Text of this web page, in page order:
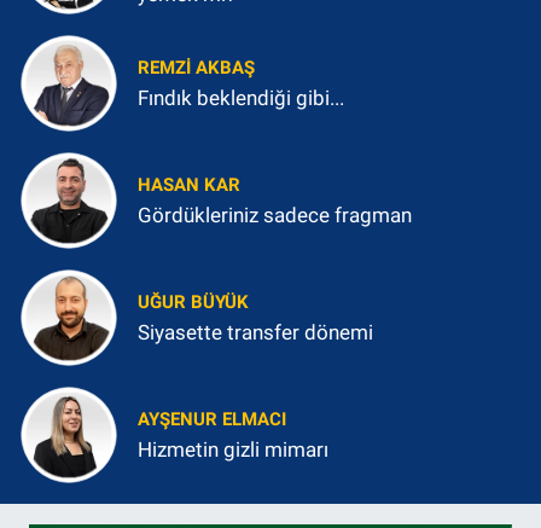
REMZI AKBAŞ
Fındık beklendiği gibi...
HASAN KAR
Gördükleriniz sadece fragman
UĞUR BÜYÜK
Siyasette transfer dönemi
AYŞENUR ELMACI
Hizmetin gizli mimarı